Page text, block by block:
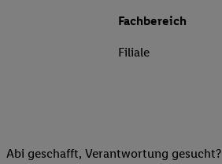
Fachbereich
Filiale
Abi geschafft, Verantwortung gesucht?